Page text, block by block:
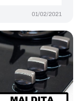
01/02/2021